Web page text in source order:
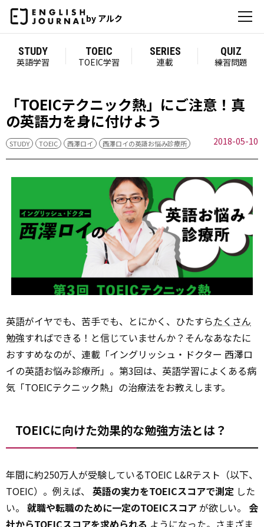
by アルク
STUDY
英語学習
TOEIC
TOEIC学習
SERIES
連載
QUIZ
練習問題
「TOEICテクニック熱」にご注意！真
の英語力を身に付けよう
STUDY TOEIC 西澤ロイ 西澤ロイの英語お悩み診療所 2018-05-10
英語がイヤでも、苦手でも、とにかく、ひたすらたくさん
勉強すればできる！と信じていませんか？そんなあなたに
おすすめなのが、連載「イングリッシュ・ドクター 西澤ロ
イの英語お悩み診療所」。第3回は、英語学習によくある病
気「TOEICテクニック熱」の治療法をお教えします。
TOEICに向けた効果的な勉強方法とは？
年間に約250万人が受験しているTOEIC L&Rテスト（以下、
TOEIC）。例えば、 英語の実力をTOEICスコアで測定 した
い。 就職や転職のために一定のTOEICスコアが欲しい。 会
社からTOEICスコアを求められる ようになった――。さまざま